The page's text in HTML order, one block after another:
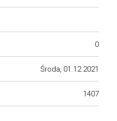
0
Środa, 01.12.2021
1407